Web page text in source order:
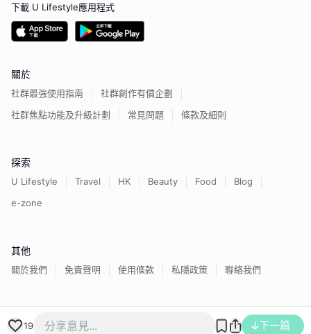
19 下一篇
下載 U Lifestyle應用程式
關於
社群最強使用指南
社群創作有價企劃
社群焦點功能及升級計劃
常見問題 條款及細則
探索
U Lifestyle Travel HK Beauty Food
Blog
e-zone
其他
關於我們 免責聲明 使用條款 私隱政策 聯絡我們
香港經濟日報版權所有©